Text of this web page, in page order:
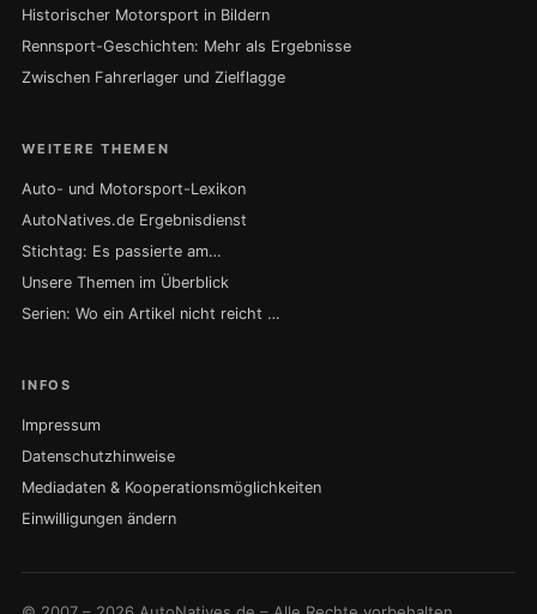
Historischer Motorsport in Bildern
Rennsport-Geschichten: Mehr als Ergebnisse
Zwischen Fahrerlager und Zielflagge
WEITERE THEMEN
Auto- und Motorsport-Lexikon
AutoNatives.de Ergebnisdienst
Stichtag: Es passierte am…
Unsere Themen im Überblick
Serien: Wo ein Artikel nicht reicht …
INFOS
Impressum
Datenschutzhinweise
Mediadaten & Kooperationsmöglichkeiten
Einwilligungen ändern